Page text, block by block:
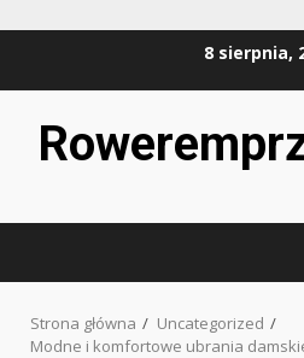
8 sierpnia,
Strona główna
Uncategorized
Modne i komfortowe ubrania